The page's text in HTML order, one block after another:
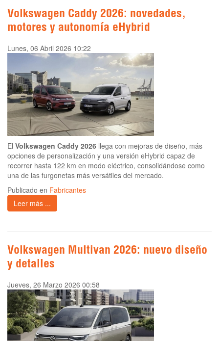
Volkswagen Caddy 2026: novedades,
motores y autonomía eHybrid
Lunes, 06 Abril 2026 10:22
El Volkswagen Caddy 2026 llega con mejoras de diseño, más
opciones de personalización y una versión eHybrid capaz de
recorrer hasta 122 km en modo eléctrico, consolidándose como
una de las furgonetas más versátiles del mercado.
Publicado en Fabricantes
Leer más ...
Volkswagen Multivan 2026: nuevo diseño
y detalles
Jueves, 26 Marzo 2026 00:58